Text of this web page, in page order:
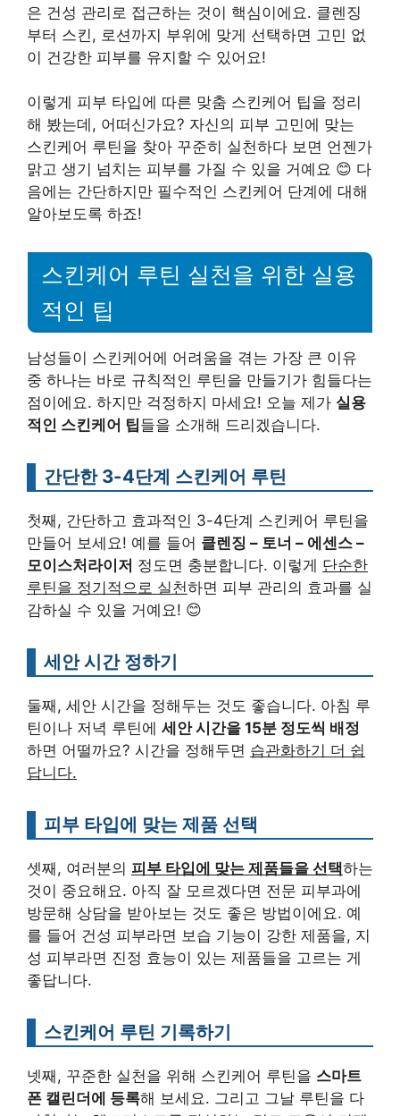
은 건성 관리로 접근하는 것이 핵심이에요. 클렌징
부터 스킨, 로션까지 부위에 맞게 선택하면 고민 없
이 건강한 피부를 유지할 수 있어요!
이렇게 피부 타입에 따른 맞춤 스킨케어 팁을 정리
해 봤는데, 어떠신가요? 자신의 피부 고민에 맞는
스킨케어 루틴을 찾아 꾸준히 실천하다 보면 언젠가
맑고 생기 넘치는 피부를 가질 수 있을 거예요 😊 다
음에는 간단하지만 필수적인 스킨케어 단계에 대해
알아보도록 하죠!
스킨케어 루틴 실천을 위한 실용
적인 팁
남성들이 스킨케어에 어려움을 겪는 가장 큰 이유
중 하나는 바로 규칙적인 루틴을 만들기가 힘들다는
점이에요. 하지만 걱정하지 마세요! 오늘 제가 실용
적인 스킨케어 팁들을 소개해 드리겠습니다.
간단한 3-4단계 스킨케어 루틴
첫째, 간단하고 효과적인 3-4단계 스킨케어 루틴을
만들어 보세요! 예를 들어 클렌징 – 토너 – 에센스 –
모이스처라이저 정도면 충분합니다. 이렇게 단순한
루틴을 정기적으로 실천하면 피부 관리의 효과를 실
감하실 수 있을 거예요! 😊
세안 시간 정하기
둘째, 세안 시간을 정해두는 것도 좋습니다. 아침 루
틴이나 저녁 루틴에 세안 시간을 15분 정도씩 배정
하면 어떨까요? 시간을 정해두면 습관화하기 더 쉽
답니다.
피부 타입에 맞는 제품 선택
셋째, 여러분의 피부 타입에 맞는 제품들을 선택하는
것이 중요해요. 아직 잘 모르겠다면 전문 피부과에
방문해 상담을 받아보는 것도 좋은 방법이에요. 예
를 들어 건성 피부라면 보습 기능이 강한 제품을, 지
성 피부라면 진정 효능이 있는 제품들을 고르는 게
좋답니다.
스킨케어 루틴 기록하기
넷째, 꾸준한 실천을 위해 스킨케어 루틴을 스마트
폰 캘린더에 등록해 보세요. 그리고 그날 루틴을 다